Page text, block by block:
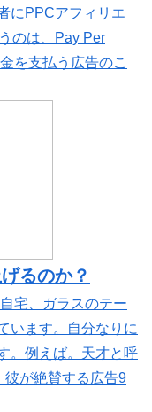
にPPCアフィリエ
のは、Pay Per
を支払う広告のこ
るのか？
宅、ガラスのテー
います。自分なりに
。例えば。天才と呼
彼が絶賛する広告9